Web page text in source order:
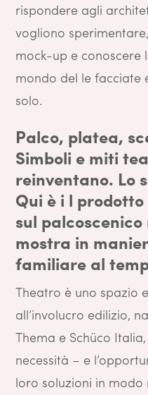
rispondere agli
vogliono
mock-up e conoscere
mondo del le facciate
solo.
Palco, platea,
Simboli e miti
reinventano. Lo
Qui è i l
sul
mostra in
familiare al
Theatro è uno spazio
all’involucro edilizio,
Thema e Schüco
necessità – e
loro soluzioni in